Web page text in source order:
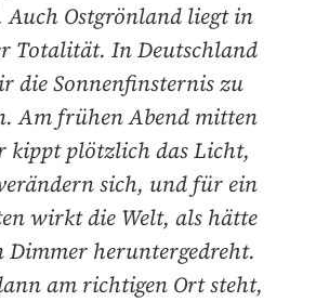
Auch Ostgrönland liegt in
Totalität. In Deutschland
die Sonnenfinsternis zu
Am frühen Abend mitten
kippt plötzlich das Licht,
sich, und für ein
wirkt die Welt, als hätte
Dimmer heruntergedreht.
am richtigen Ort steht,